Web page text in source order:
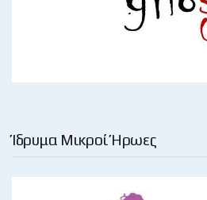
Ίδρυμα Μικροί Ήρωες